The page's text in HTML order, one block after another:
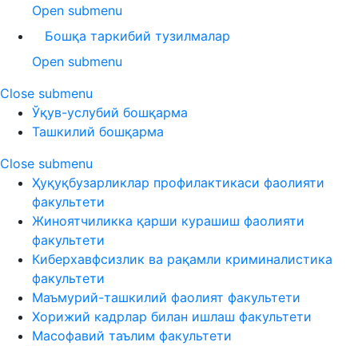
Open submenu
Бошқа таркибий тузилмалар
Open submenu
Close submenu
Ўқув-услубий бошқарма
Ташкилий бошқарма
Close submenu
Ҳуқуқбузарликлар профилактикаси фаолияти
факультети
Жиноятчиликка қарши курашиш фаолияти
факультети
Киберхавфсизлик ва рақамли криминалистика
факультети
Маъмурий-ташкилий фаолият факультети
Хорижий кадрлар билан ишлаш факультети
Масофавий таълим факультети